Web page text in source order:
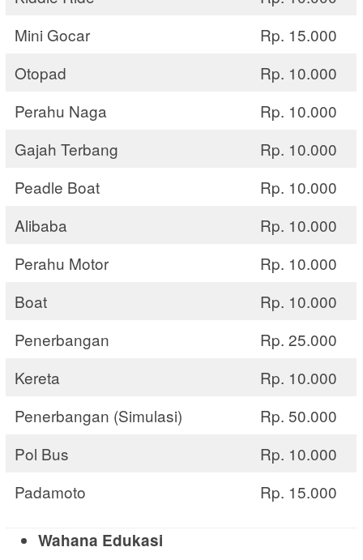
Mini Gocar
Rp. 15.000
Otopad
Rp. 10.000
Perahu Naga
Rp. 10.000
Gajah Terbang
Rp. 10.000
Peadle Boat
Rp. 10.000
Alibaba
Rp. 10.000
Perahu Motor
Rp. 10.000
Boat
Rp. 10.000
Penerbangan
Rp. 25.000
Kereta
Rp. 10.000
Penerbangan (Simulasi)
Rp. 50.000
Pol Bus
Rp. 10.000
Padamoto
Rp. 15.000
Wahana Edukasi